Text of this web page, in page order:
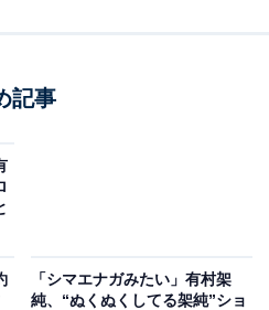
記事
「シマエナガみたい」有村架
純、“ぬくぬくしてる架純”ショ